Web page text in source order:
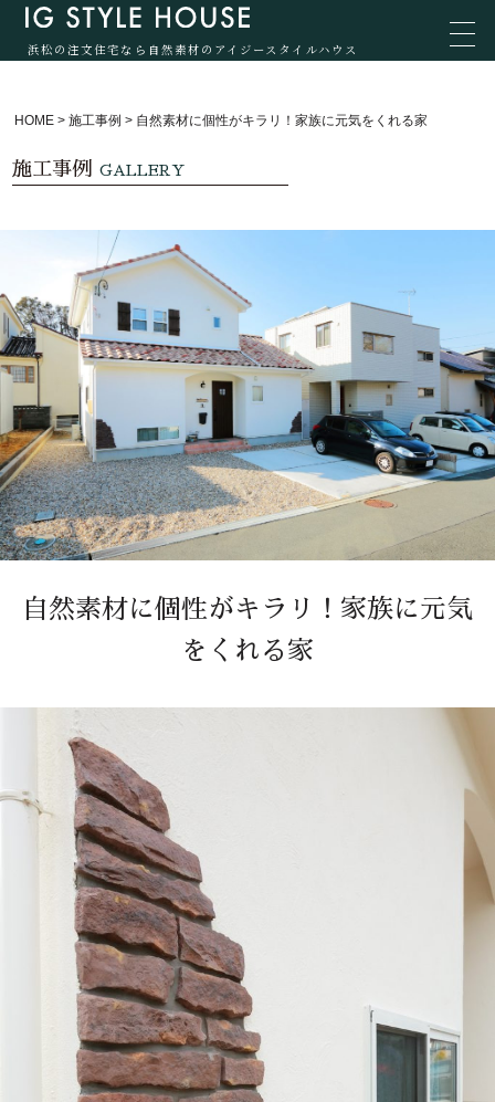
浜松の注文住宅なら自然素材のアイジースタイルハウス
HOME >施工事例 > 自然素材に個性がキラリ！家族に元気をくれる家
施工事例 GALLERY
自然素材に個性がキラリ！家族に元気
をくれる家